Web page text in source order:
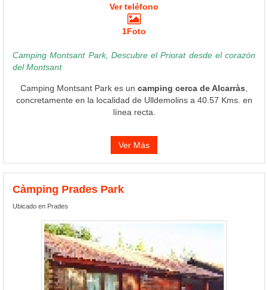
Ver teléfono
1Foto
Camping Montsant Park, Descubre el Priorat desde el corazón
del Montsant
Camping Montsant Park es un camping cerca de Alcarràs
concretamente en la localidad de Ulldemolins a 40.57 Kms. en
línea recta.
Ver Más
Càmping Prades Park
Ubicado en Prades